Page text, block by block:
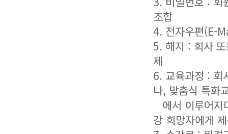
조합
4. 전자우편(E-
5. 해지 : 회사
제
6. 교육과정 : 회
나, 맞춤식 특화
에서 이루어지
강 희망자에게